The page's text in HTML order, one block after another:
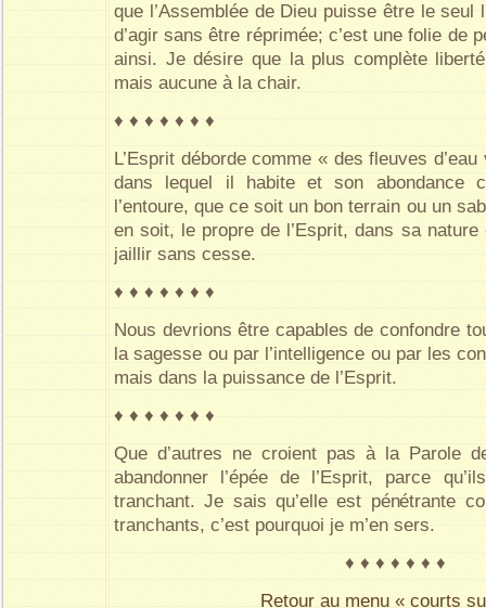
que l’Assemblée de Dieu puisse être le
d’agir sans être réprimée; c’est une folie de
ainsi. Je désire que la plus complète
mais aucune à la chair.
♦ ♦ ♦ ♦ ♦ ♦ ♦
L’Esprit déborde comme « des fleuves
dans lequel il habite et son abondance
l’entoure, que ce soit un bon terrain ou un
en soit, le propre de l’Esprit, dans sa
jaillir sans cesse.
♦ ♦ ♦ ♦ ♦ ♦ ♦
Nous devrions être capables de confondre
la sagesse ou par l’intelligence ou par les
mais dans la puissance de l’Esprit.
♦ ♦ ♦ ♦ ♦ ♦ ♦
Que d’autres ne croient pas à la Parole
abandonner l’épée de l’Esprit, parce
tranchant. Je sais qu’elle est pénétrante
tranchants, c’est pourquoi je m’en sers.
♦ ♦ ♦ ♦ ♦ ♦ ♦
Retour au menu « courts